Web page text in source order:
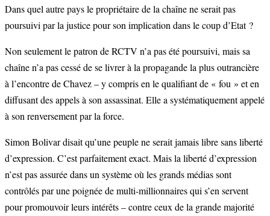
Dans quel autre pays le propriétaire de la chaîne ne serait pas
poursuivi par la justice pour son implication dans le coup d’Etat ?
Non seulement le patron de RCTV n’a pas été poursuivi, mais sa
chaîne n’a pas cessé de se livrer à la propagande la plus outrancière
à l’encontre de Chavez – y compris en le qualifiant de « fou » et en
diffusant des appels à son assassinat. Elle a systématiquement appelé
à son renversement par la force.
Simon Bolivar disait qu’une peuple ne serait jamais libre sans liberté
d’expression. C’est parfaitement exact. Mais la liberté d’expression
n’est pas assurée dans un système où les grands médias sont
contrôlés par une poignée de multi-millionnaires qui s’en servent
pour promouvoir leurs intérêts – contre ceux de la grande majorité